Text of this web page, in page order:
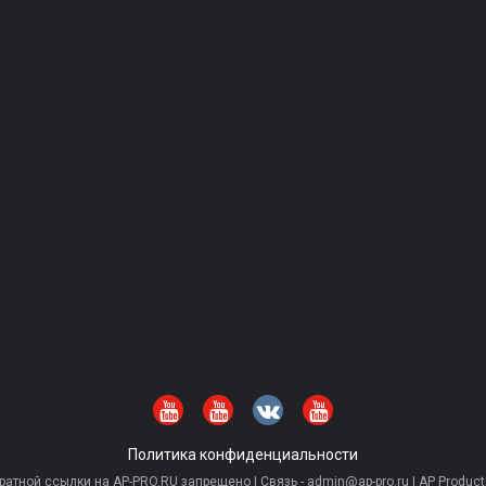
Политика конфиденциальности
ссылки на AP-PRO.RU запрещено | Связь - admin@ap-pro.ru | AP